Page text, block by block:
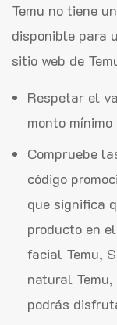
Temu no tiene
disponible para
sitio web de
Respetar el
monto
Compruebe
código
que significa
producto en
facial Temu,
natural
podrás